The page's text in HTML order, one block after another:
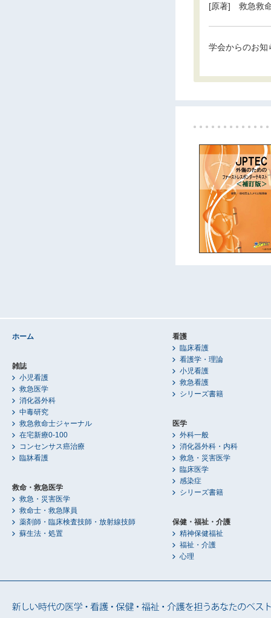
[原著] 救急救命
学会からのお知
ホーム
雑誌
小児看護
救急医学
消化器外科
中毒研究
救急救命士ジャーナル
在宅新療0-100
コンセンサス癌治療
臨牀看護
救命・救急医学
救急・災害医学
救命士・救急隊員
薬剤師・臨床検査技師・放射線技師
蘇生法・処置
看護
臨床看護
看護学・理論
小児看護
救急看護
シリーズ書籍
医学
外科一般
消化器外科・内科
救急・災害医学
臨床医学
感染症
シリーズ書籍
保健・福祉・介護
精神保健福祉
福祉・介護
心理